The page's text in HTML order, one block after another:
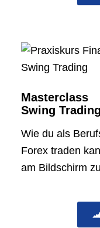
Masterclass
Swing Trading
Wie du als
Forex traden
am Bildschirm